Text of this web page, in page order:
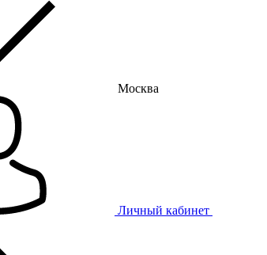
Москва
Личный кабинет